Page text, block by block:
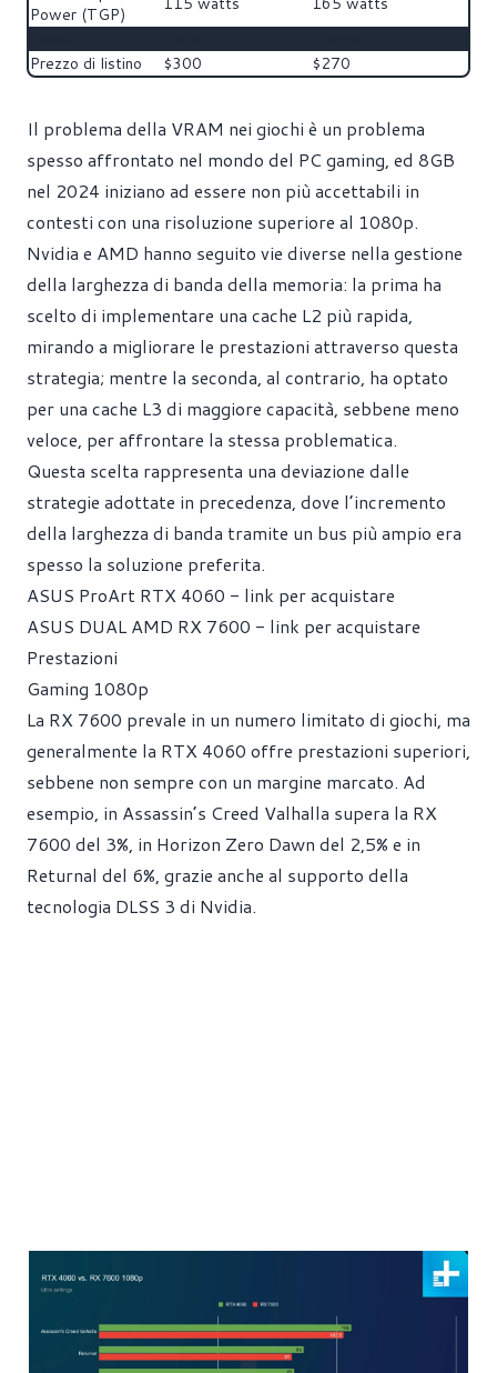
Power (TGP)
Prezzo di listino
$300 $270
Il problema della VRAM nei giochi è un problema
spesso affrontato nel mondo del PC gaming, ed 8GB
nel 2024 iniziano ad essere non più accettabili in
contesti con una risoluzione superiore al 1080p.
Nvidia e AMD hanno seguito vie diverse nella gestione
della larghezza di banda della memoria: la prima ha
scelto di implementare una cache L2 più rapida,
mirando a migliorare le prestazioni attraverso questa
strategia; mentre la seconda, al contrario, ha optato
per una cache L3 di maggiore capacità, sebbene meno
veloce, per affrontare la stessa problematica.
Questa scelta rappresenta una deviazione dalle
strategie adottate in precedenza, dove l’incremento
della larghezza di banda tramite un bus più ampio era
spesso la soluzione preferita.
ASUS ProArt RTX 4060 - link per acquistare
ASUS DUAL AMD RX 7600 - link per acquistare
Prestazioni
Gaming 1080p
La RX 7600 prevale in un numero limitato di giochi, ma
generalmente la RTX 4060 offre prestazioni superiori,
sebbene non sempre con un margine marcato. Ad
esempio, in Assassin’s Creed Valhalla supera la RX
7600 del 3%, in Horizon Zero Dawn del 2,5% e in
Returnal del 6%, grazie anche al supporto della
tecnologia DLSS 3 di Nvidia.